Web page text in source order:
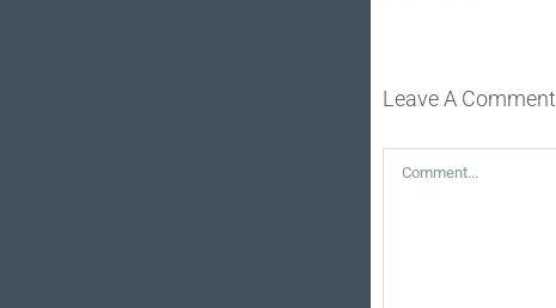
Leave A Comment
Comment